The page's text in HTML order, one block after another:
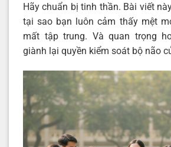
Hãy chuẩn bị tinh thần. Bài viết
tại sao bạn luôn cảm thấy mệt
mất tập trung. Và quan trọng
giành lại quyền kiểm soát bộ não